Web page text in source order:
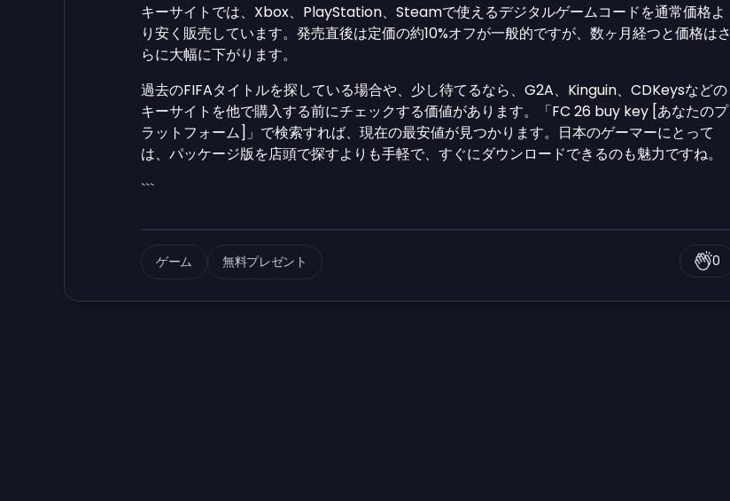
キーサイトでは、Xbox、PlayStation、Steamで使えるデジタルゲームコードを通常価格よ
り安く販売しています。発売直後は定価の約10%オフが一般的ですが、数ヶ月経つと価格はさ
らに大幅に下がります。
過去のFIFAタイトルを探している場合や、少し待てるなら、G2A、Kinguin、CDKeysなどの
キーサイトを他で購入する前にチェックする価値があります。「FC 26 buy key [あなたのプ
ラットフォーム]」で検索すれば、現在の最安値が見つかります。日本のゲーマーにとって
は、パッケージ版を店頭で探すよりも手軽で、すぐにダウンロードできるのも魅力ですね。
```
ゲーム 無料プレゼント 0